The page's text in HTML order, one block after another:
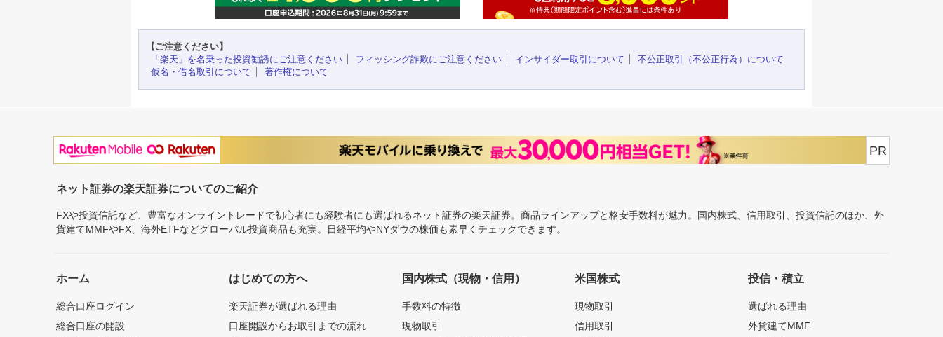
【ご注意ください】
「楽天」を名乗った投資勧誘にご注意ください
フィッシング詐欺にご注意ください インサイダー取引について
不公正取引（不公正行為）について
仮名・借名取引について
著作権について
PR
ネット証券の楽天証券についてのご紹介
FXや投資信託など、豊富なオンライントレードで初心者にも経験者にも選ばれるネット証券の楽天証券。商品ラインアップと格安手数料が魅力。国内株式、信用取引、投資信託のほか、外
貨建てMMFやFX、海外ETFなどグローバル投資商品も充実。日経平均やNYダウの株価も素早くチェックできます。
ホーム
総合口座ログイン
総合口座の開設
はじめての方へ
楽天証券が選ばれる理由
口座開設からお取引までの流れ
国内株式（現物・信用）
手数料の特徴
現物取引
米国株式
現物取引
信用取引
投信・積立
選ばれる理由
外貨建てMMF